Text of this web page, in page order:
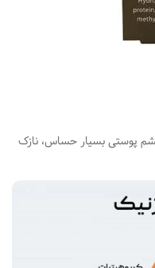
پوستی بسیار حساس، نازک